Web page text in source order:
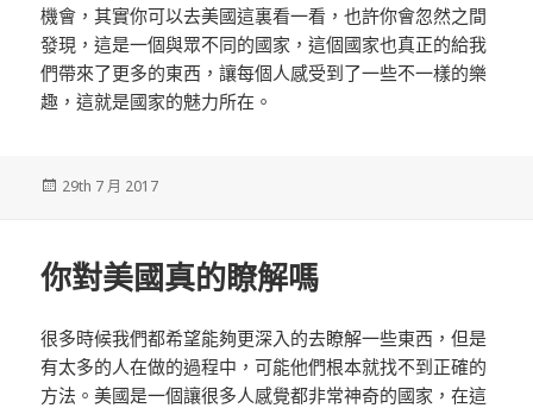
機會，其實你可以去美國這裏看一看，也許你會忽然之間
發現，這是一個與眾不同的國家，這個國家也真正的給我
們帶來了更多的東西，讓每個人感受到了一些不一樣的樂
趣，這就是國家的魅力所在。
發
29th 7 月 2017
你對美國真的瞭解嗎
很多時候我們都希望能夠更深入的去瞭解一些東西，但是
有太多的人在做的過程中，可能他們根本就找不到正確的
方法。美國是一個讓很多人感覺都非常神奇的國家，在這